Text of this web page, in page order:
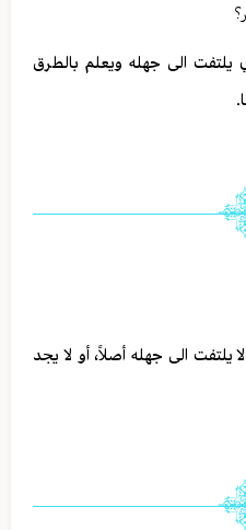
يلتفت الى جهله ويعلم بالطرق
يلتفت الى جهله أصلاً، أو لا يجد